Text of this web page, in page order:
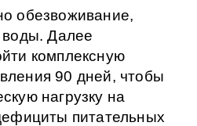
обезвоживание,
воды. Далее
комплексную
90 дней, чтобы
нагрузку на
питательных